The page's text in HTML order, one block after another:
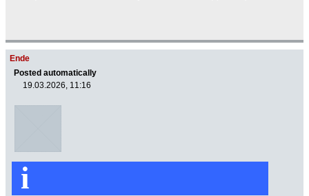
Ende
Posted automatically
19.03.2026, 11:16
i